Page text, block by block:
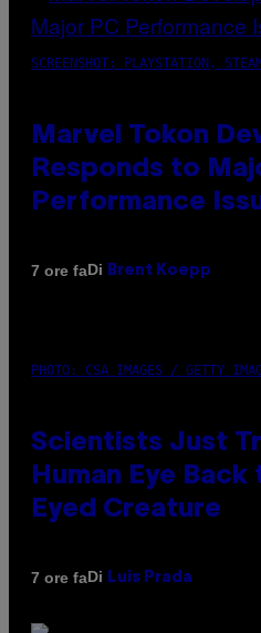
SCREENSHOT: PLAYSTATION, STEAM
Marvel Tokon
Responds to
Performance
7 ore faDi Brent Koepp
PHOTO: CSA IMAGES / GETTY
Scientists Just
Human Eye
Eyed Creature
7 ore faDi Luis Prada